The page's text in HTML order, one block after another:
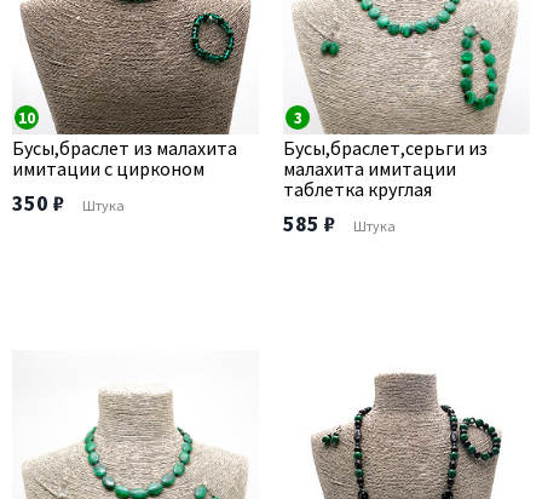
10
Бусы,браслет из малахита
имитации с цирконом
350 ₽ Штука
3
Бусы,браслет,серьги из
малахита имитации
таблетка круглая
585 ₽ Штука